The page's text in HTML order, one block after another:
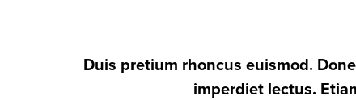
Duis pretium rhoncus euismod.
imperdiet lectus.